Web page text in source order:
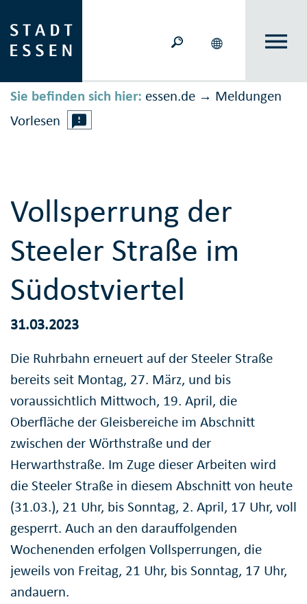
Sie befinden sich hier: essen.de → Meldungen
Vorlesen
Vollsperrung der
Steeler Straße im
Südostviertel
31.03.2023
Die Ruhrbahn erneuert auf der Steeler Straße
bereits seit Montag, 27. März, und bis
voraussichtlich Mittwoch, 19. April, die
Oberfläche der Gleisbereiche im Abschnitt
zwischen der Wörthstraße und der
Herwarthstraße. Im Zuge dieser Arbeiten wird
die Steeler Straße in diesem Abschnitt von heute
(31.03.), 21 Uhr, bis Sonntag, 2. April, 17 Uhr, voll
gesperrt. Auch an den darauffolgenden
Wochenenden erfolgen Vollsperrungen, die
jeweils von Freitag, 21 Uhr, bis Sonntag, 17 Uhr,
andauern.